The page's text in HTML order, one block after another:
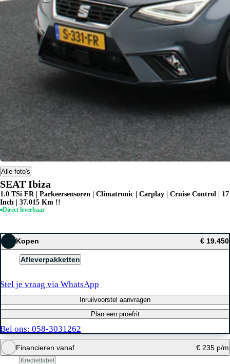
Alle foto's
SEAT Ibiza
1.0 TSi FR | Parkeersensoren | Climatronic | Carplay | Cruise Control | 17
Inch | 37.015 Km !!
Direct leverbaar
Kopen € 19.450
Afleverpakketten
Stel je vraag via WhatsApp
Inruilvoorstel aanvragen
Plan een proefrit
Bel ons: 058-3031262
Financieren vanaf € 235 p/m
Krediettabel